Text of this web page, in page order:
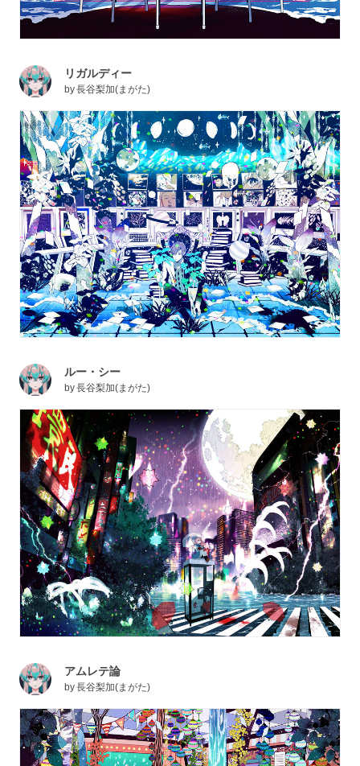
リガルディー
by長谷梨加(まがた)
ルー・シー
by長谷梨加(まがた)
アムレテ論
by長谷梨加(まがた)